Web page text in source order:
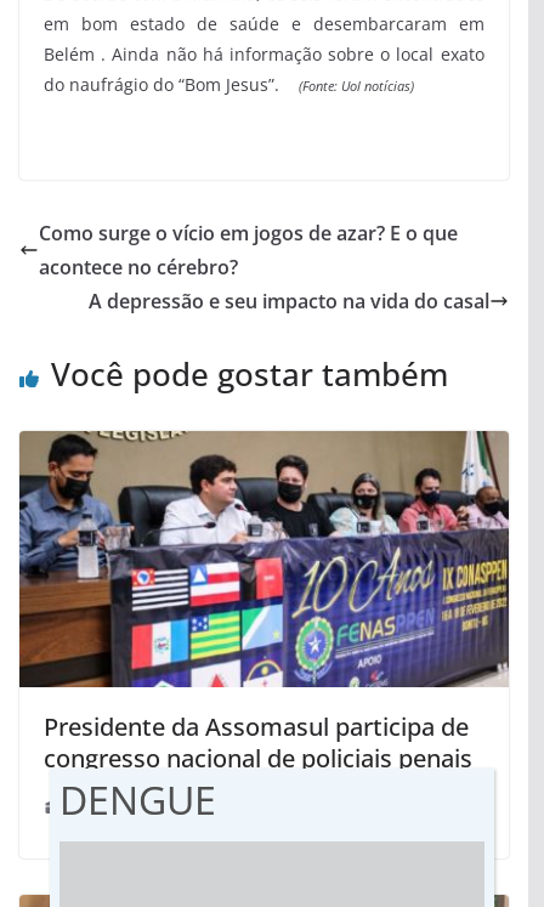
em bom estado de saúde e desembarcaram em
Belém . Ainda não há informação sobre o local exato
do naufrágio do “Bom Jesus”.
(Fonte: Uol notícias)
Como surge o vício em jogos de azar? E o que
acontece no cérebro?
A depressão e seu impacto na vida do casal
Você pode gostar também
Presidente da Assomasul participa de
congresso nacional de policiais penais
24/02/2022
DENGUE